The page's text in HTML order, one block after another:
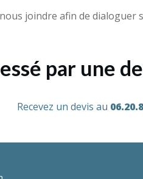
joindre afin de dialoguer
par une
Recevez un devis au